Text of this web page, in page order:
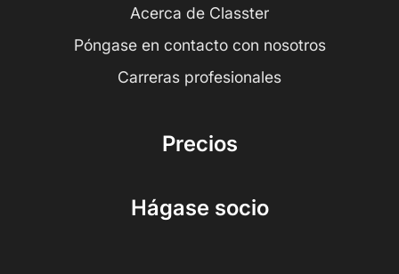
Acerca de Classter
Póngase en contacto con nosotros
Carreras profesionales
Precios
Hágase socio